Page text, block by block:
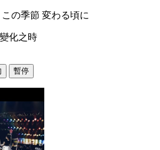
の季節 変わる頃に
化之時
暫停